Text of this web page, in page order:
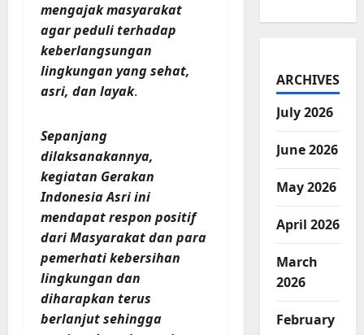
mengajak masyarakat
agar peduli terhadap
keberlangsungan
lingkungan yang sehat,
asri, dan layak.
Sepanjang
dilaksanakannya,
kegiatan Gerakan
Indonesia Asri ini
mendapat respon positif
dari Masyarakat dan para
pemerhati kebersihan
lingkungan dan
diharapkan terus
berlanjut sehingga
ARCHIVES
July 2026
June 2026
May 2026
April 2026
March
2026
February